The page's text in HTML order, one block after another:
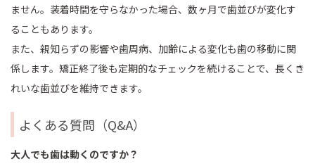
ません。装着時間を守らなかった場合、数ヶ月で歯並びが変化す
ることもあります。
また、親知らずの影響や歯周病、加齢による変化も歯の移動に関
係します。矯正終了後も定期的なチェックを続けることで、長くき
れいな歯並びを維持できます。
よくある質問（Q&A）
大人でも歯は動くのですか？